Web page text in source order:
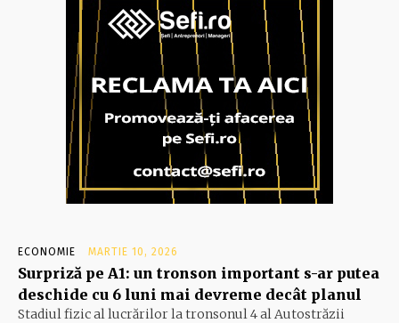
ECONOMIE MARTIE 10, 2026
Surpriză pe A1: un tronson important s-ar putea
deschide cu 6 luni mai devreme decât planul
Stadiul fizic al lucrărilor la tronsonul 4 al Autostrăzii